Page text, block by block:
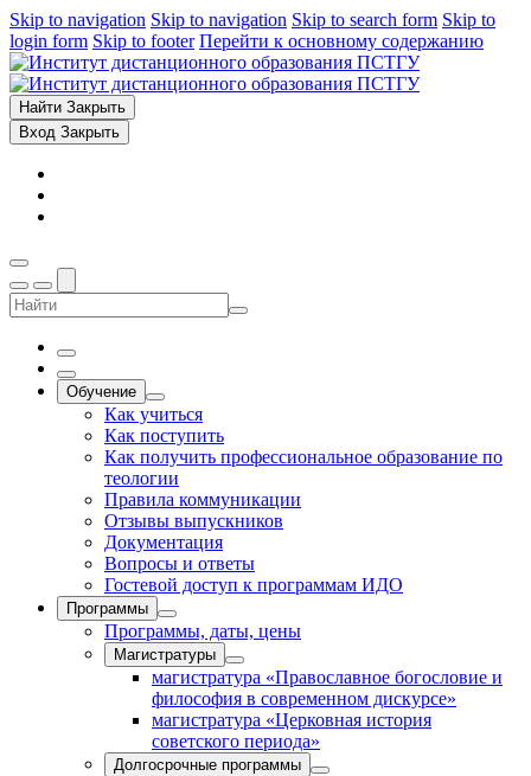
Skip to navigation Skip to navigation Skip to search form Skip to
login form Skip to footer Перейти к основному содержанию
Найти Закрыть
Вход Закрыть
Обучение
Как учиться
Как поступить
Как получить профессиональное образование по
теологии
Правила коммуникации
Отзывы выпускников
Документация
Вопросы и ответы
Гостевой доступ к программам ИДО
Программы
Программы, даты, цены
Магистратуры
магистратура «Православное богословие и
философия в современном дискурсе»
магистратура «Церковная история
советского периода»
Долгосрочные программы